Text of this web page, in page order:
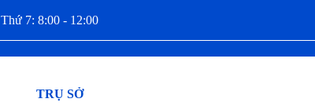
Thứ 7: 8:00 - 12:00
TRỤ SỞ